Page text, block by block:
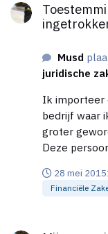
Musd
juridische
Ik importeer
bedrijf waar
groter
Deze
de producten
28 mei 2015
Financiële